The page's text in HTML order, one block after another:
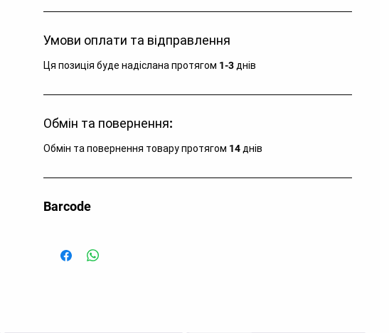
Умови оплати та відправлення
Ця позиція буде надіслана протягом 1-3 днів
Обмін та повернення:
Обмін та повернення товару протягом 14 днів
Barcode